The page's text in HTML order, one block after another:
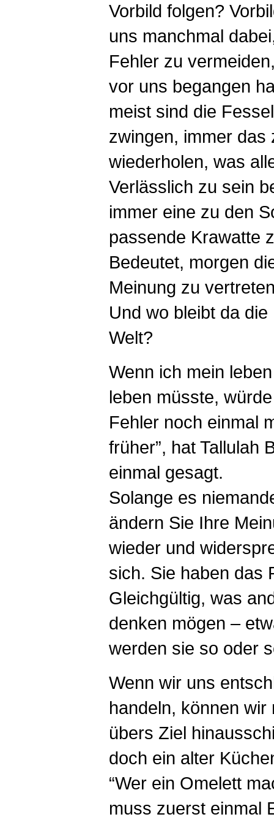
Vorbild folgen?
uns manchmal
Fehler zu
vor uns begangen
meist sind die
zwingen, immer das
wiederholen, was
Verlässlich zu sein
immer eine zu den
passende Krawatte
Bedeutet, morgen
Meinung zu
Und wo bleibt da
Welt?
Wenn ich mein
leben müsste,
Fehler noch einmal
früher”, hat Tallulah
einmal gesagt.
Solange es
ändern Sie Ihre
wieder und
sich. Sie haben das
Gleichgültig, was
denken mögen –
werden sie so oder
Wenn wir uns
handeln, können wir
übers Ziel
doch ein alter
“Wer ein Omelett
muss zuerst einmal